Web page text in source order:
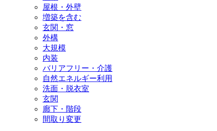
屋根・外壁
増築を含む
玄関・窓
外構
大規模
内装
バリアフリー・介護
自然エネルギー利用
洗面・脱衣室
玄関
廊下・階段
間取り変更